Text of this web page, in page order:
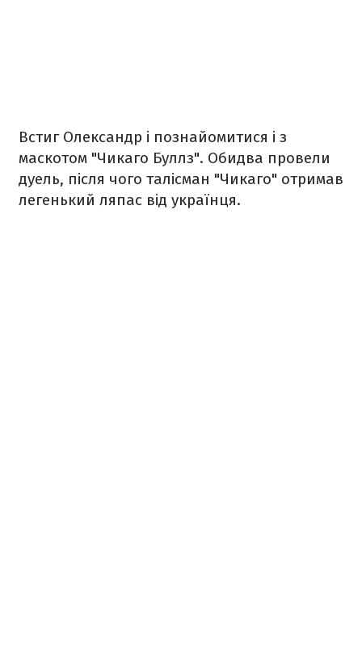
Встиг Олександр і познайомитися і з
маскотом "Чикаго Буллз". Обидва провели
дуель, після чого талісман "Чикаго" отримав
легенький ляпас від українця.